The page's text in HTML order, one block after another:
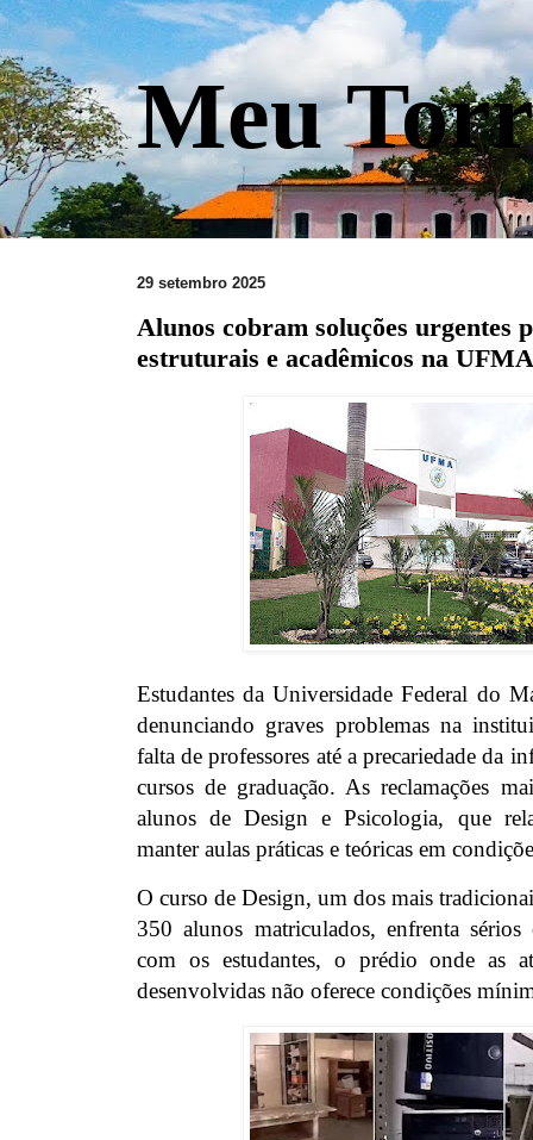
Meu
29 setembro 2025
Alunos cobram soluções urgentes
estruturais e acadêmicos na UFMA
Estudantes da Universidade Federal do
denunciando graves problemas na
falta de professores até a precariedade da
cursos de graduação. As reclamações
alunos de Design e Psicologia, que
manter aulas práticas e teóricas em
O curso de Design, um dos mais
350 alunos matriculados, enfrenta
com os estudantes, o prédio onde as
desenvolvidas não oferece condições